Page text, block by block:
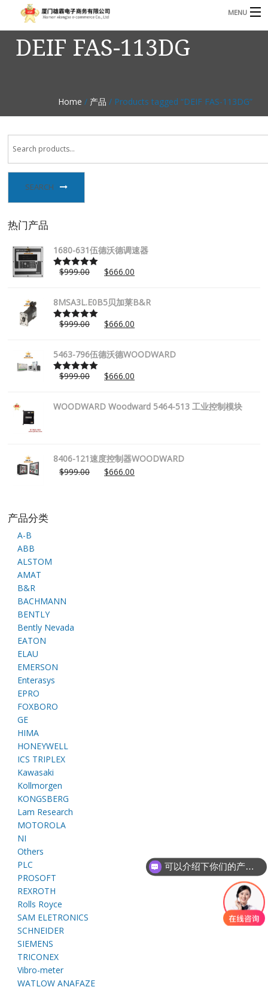
MENU
3221366881@qq.com Phone: +86 17750010683
关于我们
DEIF FAS-113DG
Home / 产品 / Products tagged “DEIF FAS-113DG”
SEARCH
热门产品
1680-631伍德沃德调速器
Rated5.00
$999.00 $666.00
8MSA3L.E0B5贝加莱B&R
Rated5.00
$999.00 $666.00
5463-796伍德沃德WOODWARD
Rated5.00
$999.00 $666.00
WOODWARD Woodward 5464-513 工业控制模块
8406-121速度控制器WOODWARD
$999.00 $666.00
产品分类
A-B
ABB
ALSTOM
AMAT
B&R
BACHMANN
BENTLY
Bently Nevada
EATON
ELAU
EMERSON
Enterasys
EPRO
FOXBORO
GE
HIMA
HONEYWELL
ICS TRIPLEX
Kawasaki
Kollmorgen
KONGSBERG
Lam Research
MOTOROLA
NI
Others
PLC
PROSOFT
REXROTH
Rolls Royce
SAM ELETRONICS
SCHNEIDER
SIEMENS
TRICONEX
Vibro-meter
WATLOW ANAFAZE
可以介绍下你们的产品么